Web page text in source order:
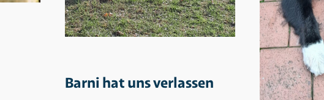
Barni hat uns verlassen